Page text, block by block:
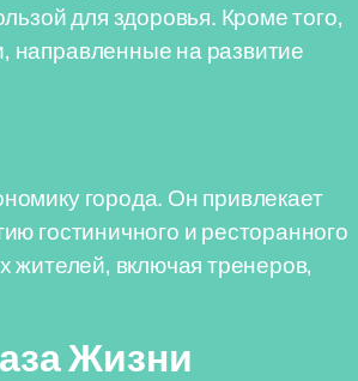
для здоровья. Кроме того,
направленные на развитие
города. Он привлекает
гостиничного и ресторанного
жителей, включая тренеров,
Жизни